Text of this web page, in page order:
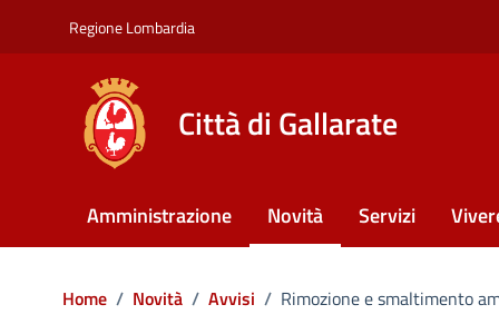
Regione Lombardia
Città di Gallarate
Amministrazione Novità Servizi
Home / Novità / Avvisi / Rimozione e smaltimento